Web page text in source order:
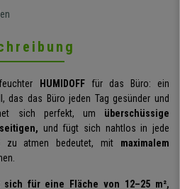
HUMIDOFFfür das Büro: ein
das das Büro jeden Tag gesünder und
sich perfekt, um überschüssige
und fügt sich nahtlos in jede
zu atmen bedeutet, mit maximalem
sich für eine Fläche von 12–25 m²,